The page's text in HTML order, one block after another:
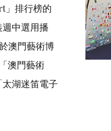
」排行榜的
中選用播
澳門藝術博
澳門藝術
湖迷笛電子